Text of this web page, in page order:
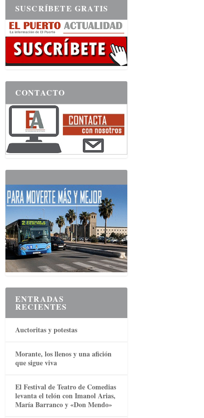
SUSCRÍBETE GRATIS
CONTACTO
ENTRADAS
RECIENTES
Auctoritas y potestas
Morante, los llenos y una afición
que sigue viva
El Festival de Teatro de Comedias
levanta el telón con Imanol Arias,
María Barranco y «Don Mendo»